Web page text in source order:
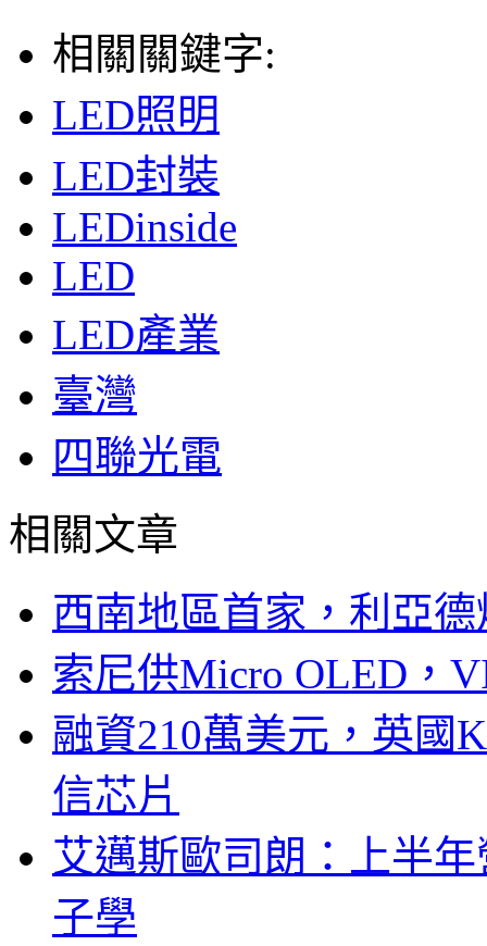
相關關鍵字:
LED照明
LED封裝
LEDinside
LED
LED產業
臺灣
四聯光電
相關文章
西南地區首家，利亞
索尼供Micro OLED，
融資210萬美元，英國
信芯片
艾邁斯歐司朗：上半
子學